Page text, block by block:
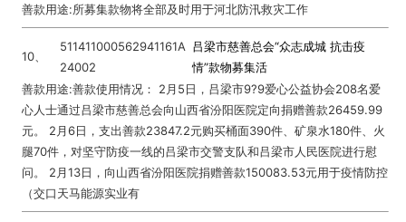
善款用途:所募集款物将全部及时用于河北防汛救灾工作
10、
511411000562941161A
24002
吕梁市慈善总会“众志成城 抗击疫
情”款物募集活
善款用途:善款使用情况： 2月5日，吕梁市9?9爱心公益协会208名爱
心人士通过吕梁市慈善总会向山西省汾阳医院定向捐赠善款26459.99
元。 2月6日，支出善款23847.2元购买桶面390件、矿泉水180件、火
腿70件，对坚守防疫一线的吕梁市交警支队和吕梁市人民医院进行慰
问。 2月13日，向山西省汾阳医院捐赠善款150083.53元用于疫情防控
（交口天马能源实业有